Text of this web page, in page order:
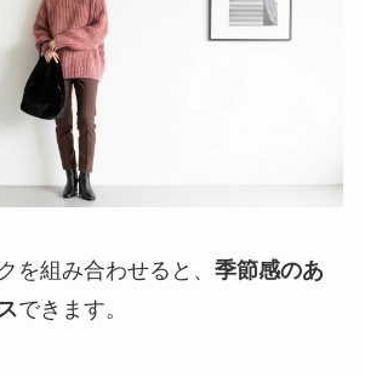
を組み合わせると、 季節感のあ
できます。